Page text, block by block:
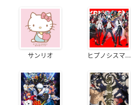
サンリオ ヒプノシスマ...